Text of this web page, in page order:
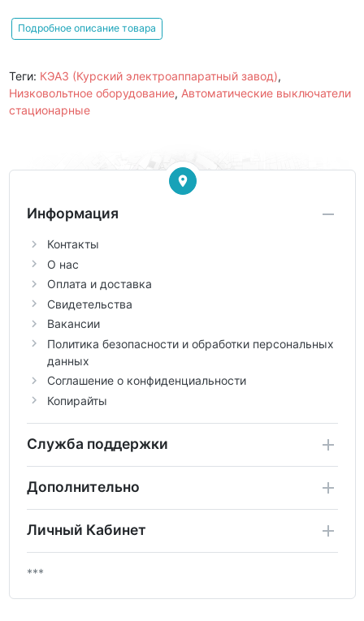
Подробное описание товара
Теги: КЭАЗ (Курский электроаппаратный завод),
Низковольтное оборудование, Автоматические выключатели
стационарные
Информация
Контакты
О нас
Оплата и доставка
Свидетельства
Вакансии
Политика безопасности и обработки персональных
данных
Соглашение о конфиденциальности
Копирайты
Служба поддержки
Дополнительно
Личный Кабинет
***